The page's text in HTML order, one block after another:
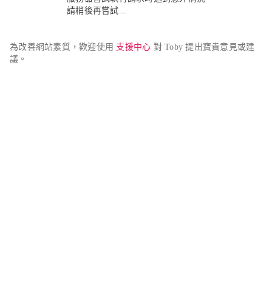
請稍後再嘗試...
為改善網站素質，歡迎使用 支援中心 對 Toby 提出寶貴意見或建
議。